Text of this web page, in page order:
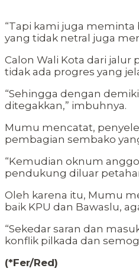
“Tapi kami juga
yang tidak netral juga
Calon Wali Kota dari
tidak ada progres yang
“Sehingga dengan
ditegakkan,” imbuhnya.
Mumu mencatat,
pembagian sembako
“Kemudian oknum
pendukung diluar
Oleh karena itu, Mumu
baik KPU dan Bawaslu,
“Sekedar saran dan
konflik pilkada dan
(*Fer/Red)